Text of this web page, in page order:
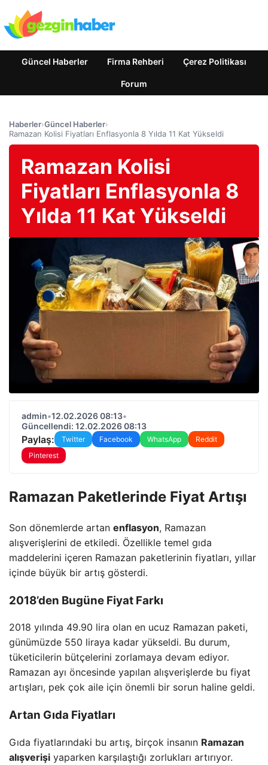
Güncel Haberler Firma Rehberi Çerez Politikası
Forum
Haberler›Güncel Haberler›
Ramazan Kolisi Fiyatları Enflasyonla 8 Yılda 11 Kat Yükseldi
Ramazan Kolisi
Fiyatları Enflasyonla 8
Yılda 11 Kat Yükseldi
admin•12.02.2026 08:13•
Güncellendi: 12.02.2026 08:13
Paylaş: Twitter Facebook WhatsApp
Reddit
Pinterest
Ramazan Paketlerinde Fiyat Artışı
Son dönemlerde artan enflasyon, Ramazan
alışverişlerini de etkiledi. Özellikle temel gıda
maddelerini içeren Ramazan paketlerinin fiyatları, yıllar
içinde büyük bir artış gösterdi.
2018’den Bugüne Fiyat Farkı
2018 yılında 49.90 lira olan en ucuz Ramazan paketi,
günümüzde 550 liraya kadar yükseldi. Bu durum,
tüketicilerin bütçelerini zorlamaya devam ediyor.
Ramazan ayı öncesinde yapılan alışverişlerde bu fiyat
artışları, pek çok aile için önemli bir sorun haline geldi.
Artan Gıda Fiyatları
Gıda fiyatlarındaki bu artış, birçok insanın Ramazan
alışverişi yaparken karşılaştığı zorlukları artırıyor.